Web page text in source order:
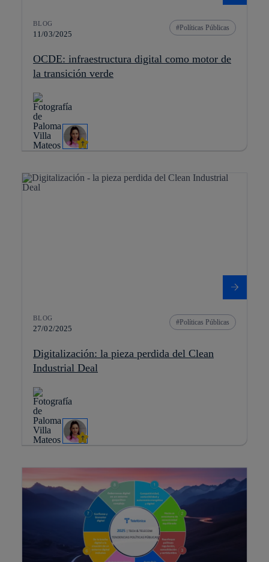
BLOG
11/03/2025
Políticas Públicas
OCDE: infraestructura digital como motor de
la transición verde
BLOG
27/02/2025
Políticas Públicas
Digitalización: la pieza perdida del Clean
Industrial Deal